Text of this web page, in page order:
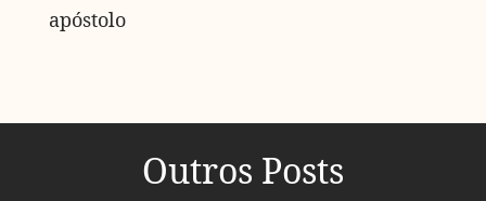
apóstolo
Outros Posts